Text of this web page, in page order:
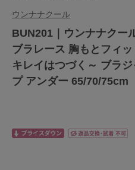
ウンナナクール
BUN201｜ウンナナクー
ブラレース 胸もとフィッ
キレイはつづく～ ブラ
プ アンダー 65/70/75cm